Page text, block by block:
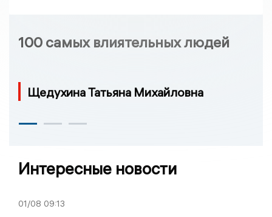
100 самых влиятельных людей
Щедухина Татьяна Михайловна
Интересные новости
01/08 09:13